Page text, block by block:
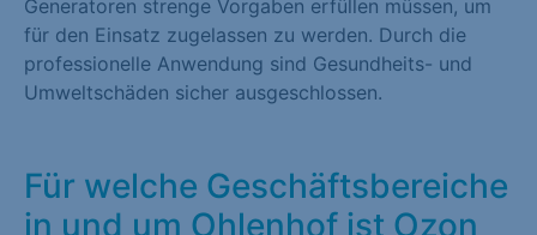
Generatoren strenge Vorgaben erfüllen müssen, um
für den Einsatz zugelassen zu werden. Durch die
professionelle Anwendung sind Gesundheits- und
Umweltschäden sicher ausgeschlossen.
Für welche Geschäftsbereiche
in und um Ohlenhof ist Ozon